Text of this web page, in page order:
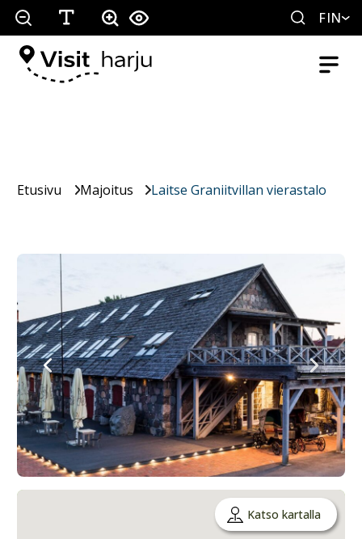
FIN
Etusivu Majoitus Laitse Graniitvillan vierastalo
Katso kartalla